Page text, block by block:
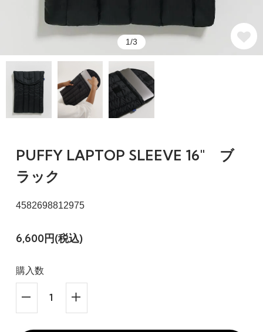
1/3
PUFFY LAPTOP SLEEVE 16" ブ
ラック
4582698812975
6,600円(税込)
購入数